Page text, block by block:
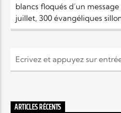
blancs floqués d’un
juillet, 300 évangéliques
ARTICLES RÉCENTS